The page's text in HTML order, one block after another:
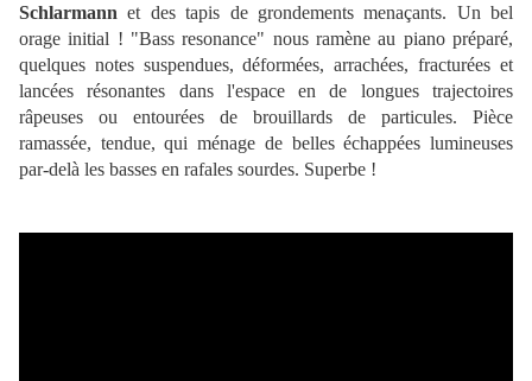
Schlarmann et des tapis de grondements menaçants. Un bel
orage initial ! "Bass resonance" nous ramène au piano préparé,
quelques notes suspendues, déformées, arrachées, fracturées et
lancées résonantes dans l'espace en de longues trajectoires
râpeuses ou entourées de brouillards de particules. Pièce
ramassée, tendue, qui ménage de belles échappées lumineuses
par-delà les basses en rafales sourdes. Superbe !